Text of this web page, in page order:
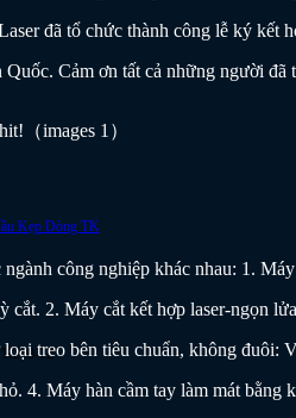
12
đã tổ chức thành công lễ ký kết
Cảm ơn tất cả những người đã
công nghiệp khác nhau: 1.
cắt. 2. Máy cắt kết hợp laser-ngọn
treo bên tiêu chuẩn, không đuôi:
4. Máy hàn cầm tay làm mát bằng